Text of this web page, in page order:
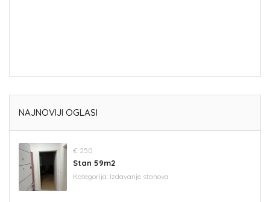
NAJNOVIJI OGLASI
€ 250
Stan 59m2
Kategorija: Izdavanje stanova